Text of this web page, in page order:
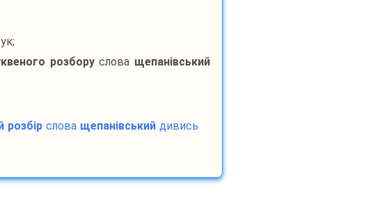
розборуслова щепанівський
розбірслова щепанівськийдивись